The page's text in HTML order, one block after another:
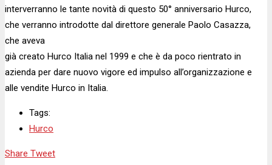
interverranno le tante novità di questo 50° anniversario Hurco,
che verranno introdotte dal direttore generale Paolo Casazza,
che aveva
già creato Hurco Italia nel 1999 e che è da poco rientrato in
azienda per dare nuovo vigore ed impulso all’organizzazione e
alle vendite Hurco in Italia.
Tags:
Hurco
Share Tweet